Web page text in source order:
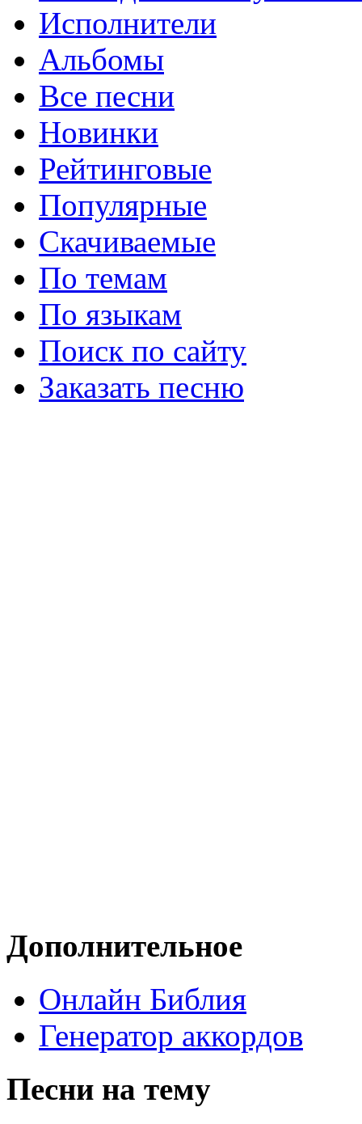
Исполнители
Альбомы
Все песни
Новинки
Рейтинговые
Популярные
Скачиваемые
По темам
По языкам
Поиск по сайту
Заказать песню
Дополнительное
Онлайн Библия
Генератор аккордов
Песни на тему